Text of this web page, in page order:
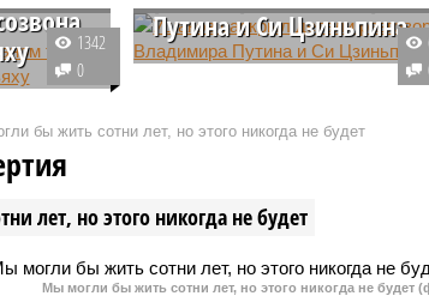
ходе
о
1342
0
Путина и Си Цзиньпина
Президент России Владимир
Путин и председатель КНР Си
видеоконференции обсудили
главы государства Юрий Ушаков.
бы жить сотни лет, но этого никогда не будет
лет, но этого никогда не будет
Мы могли бы жить сотни лет, но этого никогда не будет